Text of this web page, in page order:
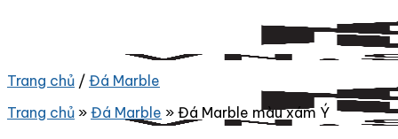
Trang chủ / Đá Marble
Trang chủ » Đá Marble » Đá Marble màu xám Ý